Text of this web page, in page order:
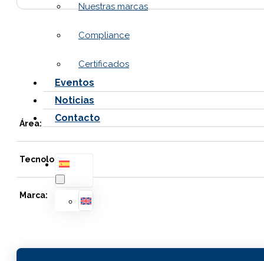
Nuestras marcas
Compliance
Certificados
Eventos
Noticias
Contacto
Área:
Tecnología:
Marca: